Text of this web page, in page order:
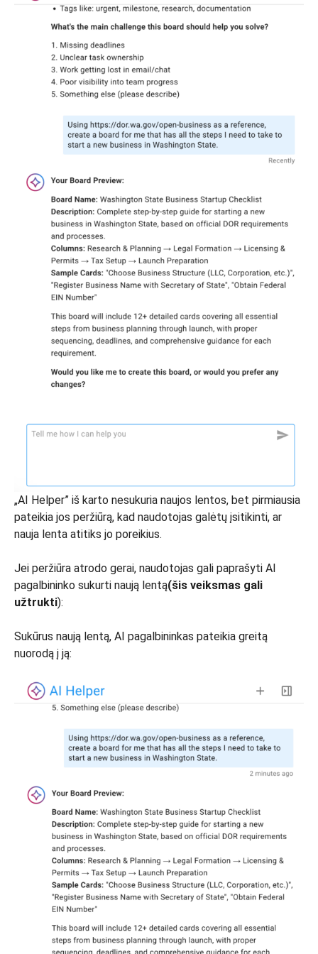
„AI Helper” iš karto nesukuria naujos lentos, bet pirmiausia
pateikia jos peržiūrą, kad naudotojas galėtų įsitikinti, ar
nauja lenta atitiks jo poreikius.
Jei peržiūra atrodo gerai, naudotojas gali paprašyti AI
pagalbininko sukurti naują lentą(šis veiksmas gali
užtrukti):
Sukūrus naują lentą, AI pagalbininkas pateikia greitą
nuorodą į ją: